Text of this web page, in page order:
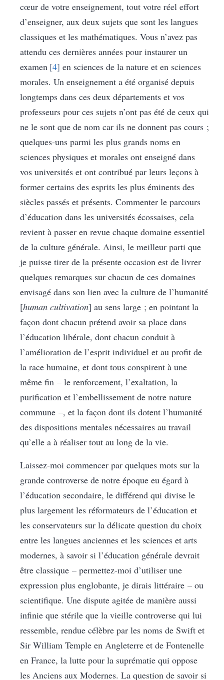
cœur de votre enseignement, tout votre réel effort
d’enseigner, aux deux sujets que sont les langues
classiques et les mathématiques. Vous n’avez pas
attendu ces dernières années pour instaurer un
examen 4 en sciences de la nature et en sciences
morales. Un enseignement a été organisé depuis
longtemps dans ces deux départements et vos
professeurs pour ces sujets n’ont pas été de ceux qui
ne le sont que de nom car ils ne donnent pas cours ;
quelques-uns parmi les plus grands noms en
sciences physiques et morales ont enseigné dans
vos universités et ont contribué par leurs leçons à
former certains des esprits les plus éminents des
siècles passés et présents. Commenter le parcours
d’éducation dans les universités écossaises, cela
revient à passer en revue chaque domaine essentiel
de la culture générale. Ainsi, le meilleur parti que
je puisse tirer de la présente occasion est de livrer
quelques remarques sur chacun de ces domaines
envisagé dans son lien avec la culture de l’humanité
[human cultivation] au sens large ; en pointant la
façon dont chacun prétend avoir sa place dans
l’éducation libérale, dont chacun conduit à
l’amélioration de l’esprit individuel et au profit de
la race humaine, et dont tous conspirent à une
même fin – le renforcement, l’exaltation, la
purification et l’embellissement de notre nature
commune –, et la façon dont ils dotent l’humanité
des dispositions mentales nécessaires au travail
qu’elle a à réaliser tout au long de la vie.
Laissez-moi commencer par quelques mots sur la
grande controverse de notre époque eu égard à
l’éducation secondaire, le différend qui divise le
plus largement les réformateurs de l’éducation et
les conservateurs sur la délicate question du choix
entre les langues anciennes et les sciences et arts
modernes, à savoir si l’éducation générale devrait
être classique – permettez-moi d’utiliser une
expression plus englobante, je dirais littéraire – ou
scientifique. Une dispute agitée de manière aussi
infinie que stérile que la vieille controverse qui lui
ressemble, rendue célèbre par les noms de Swift et
Sir William Temple en Angleterre et de Fontenelle
en France, la lutte pour la suprématie qui oppose
les Anciens aux Modernes. La question de savoir si